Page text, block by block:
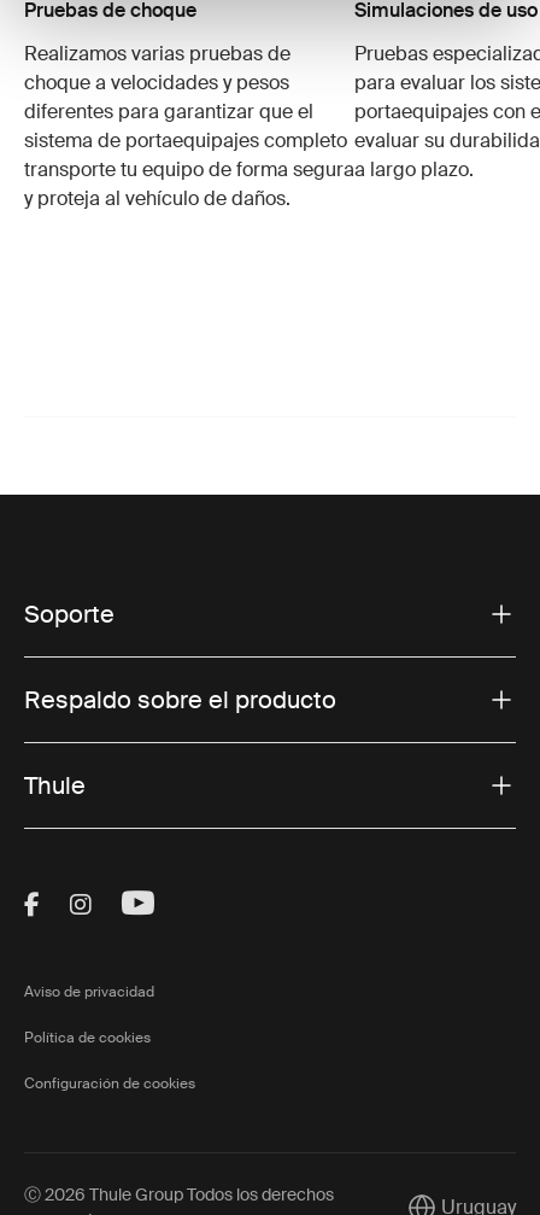
Pruebas de choque
Realizamos varias pruebas de
choque a velocidades y pesos
diferentes para garantizar que el
sistema de portaequipajes completo
transporte tu equipo de forma segura
y proteja al vehículo de daños.
Simulaciones de
Pruebas
para evaluar los
portaequipajes con
evaluar su
a largo plazo.
Soporte
Respaldo sobre el producto
Thule
Visit Thule on Facebook (external link)
Visit Thule on Instagram (external link)
Visit Thule on Youtube (external
Aviso de privacidad
Política de cookies
Configuración de cookies
Ⓒ 2026 Thule Group Todos los derechos
Uruguay